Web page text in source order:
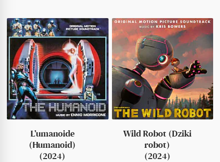
L’umanoide
(Humanoid)
(2024)
Wild Robot (Dziki
robot)
(2024)